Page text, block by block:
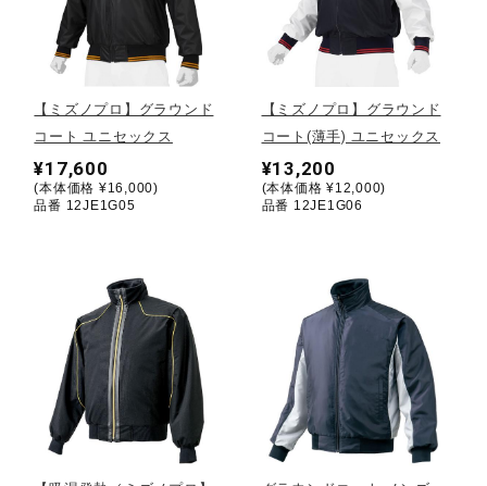
トレーニング
野球
ゴルフ
バレーボール
テニス／ソフトテニス
【ミズノプロ】グラウンド
コート ユニセックス
¥17,600
(本体価格 ¥16,000)
品番 12JE1G05
【ミズノプロ】グラウンド
コート(薄手) ユニセックス
¥13,200
(本体価格 ¥12,000)
品番 12JE1G06